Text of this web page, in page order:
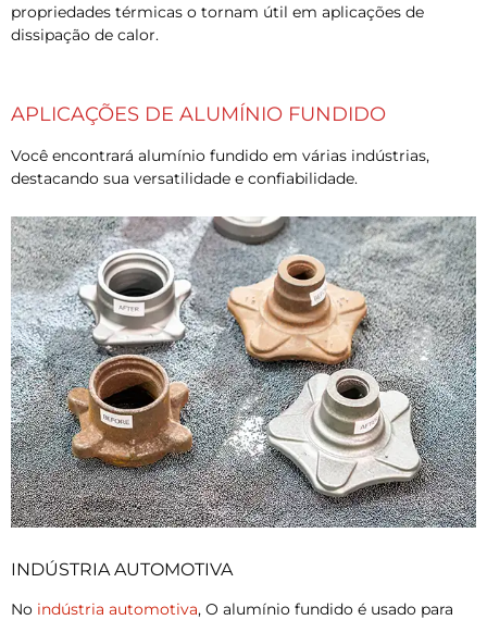
propriedades térmicas o tornam útil em aplicações de
dissipação de calor.
APLICAÇÕES DE ALUMÍNIO FUNDIDO
Você encontrará alumínio fundido em várias indústrias,
destacando sua versatilidade e confiabilidade.
INDÚSTRIA AUTOMOTIVA
No indústria automotiva, O alumínio fundido é usado para